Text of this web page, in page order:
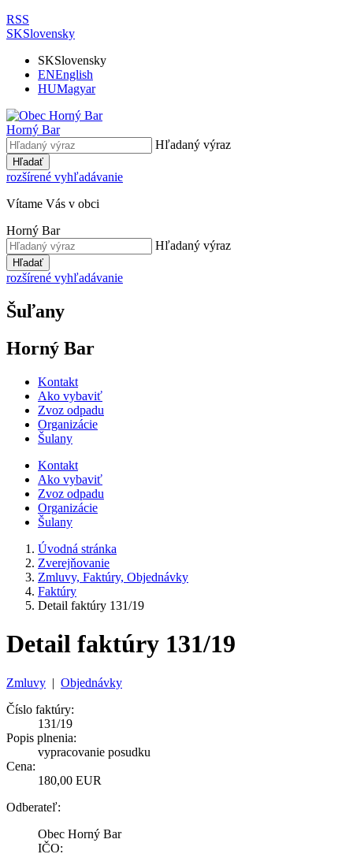
RSS
SKSlovensky
SKSlovensky
ENEnglish
HUMagyar
Horný Bar
Hľadaný výraz
Hľadať
rozšírené vyhľadávanie
Vítame Vás v obci
Horný Bar
Hľadaný výraz
Hľadať
rozšírené vyhľadávanie
Šuľany
Horný Bar
Kontakt
Ako vybaviť
Zvoz odpadu
Organizácie
Šulany
Kontakt
Ako vybaviť
Zvoz odpadu
Organizácie
Šulany
Úvodná stránka
Zverejňovanie
Zmluvy, Faktúry, Objednávky
Faktúry
Detail faktúry 131/19
Detail faktúry 131/19
Zmluvy | Objednávky
Číslo faktúry:
131/19
Popis plnenia:
vypracovanie posudku
Cena:
180,00 EUR
Odberateľ:
Obec Horný Bar
IČO: